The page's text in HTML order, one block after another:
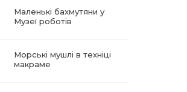
Маленькі бахмутяни у
Музеї роботів
Морські мушлі в техніці
макраме